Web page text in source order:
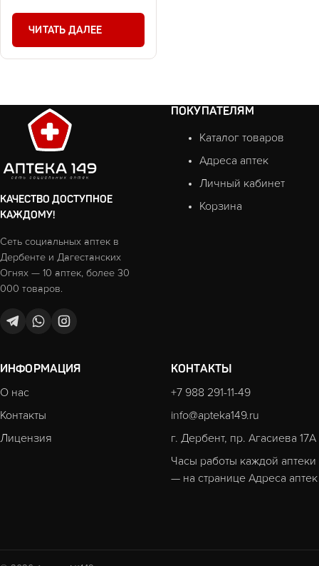
ЧИТАТЬ ДАЛЕЕ
КАЧЕСТВО ДОСТУПНОЕ
КАЖДОМУ!
Сеть социальных аптек в
Дербенте и Дагестанских
Огнях — 10 аптек, более 30
000 товаров.
ПОКУПАТЕЛЯМ
Каталог товаров
Адреса аптек
Личный кабинет
Корзина
ИНФОРМАЦИЯ
О нас
Контакты
Лицензия
КОНТАКТЫ
+7 988 291-11-49
info@apteka149.ru
г. Дербент, пр. Агасиева 17А
Часы работы каждой аптеки
— на странице Адреса аптек